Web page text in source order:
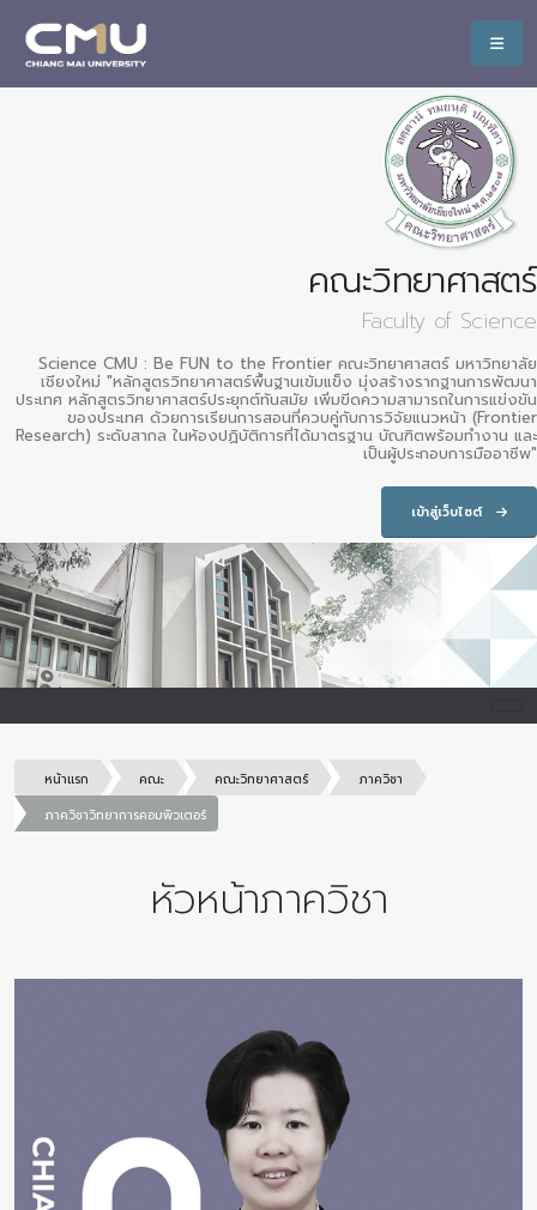
คณะวิทยาศาสตร์
Faculty of Science
Science CMU : Be FUN to the Frontier คณะวิทยาศาสตร์ มหาวิทยาลัย
เชียงใหม่ "หลักสูตรวิทยาศาสตร์พื้นฐานเข้มแข็ง มุ่งสร้างรากฐานการพัฒนา
ประเทศ หลักสูตรวิทยาศาสตร์ประยุกต์ทันสมัย เพิ่มขีดความสามารถในการแข่งขัน
ของประเทศ ด้วยการเรียนการสอนที่ควบคู่กับการวิจัยแนวหน้า (Frontier
Research) ระดับสากล ในห้องปฏิบัติการที่ได้มาตรฐาน บัณฑิตพร้อมทำงาน และ
เป็นผู้ประกอบการมืออาชีพ"
เข้าสู่เว็บไซต์
หน้าแรก คณะ คณะวิทยาศาสตร์
ภาควิชา
ภาควิชาวิทยาการคอมพิวเตอร์
หัวหน้าภาควิชา